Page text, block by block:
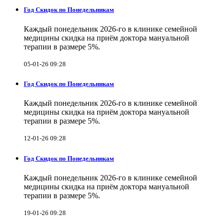
Год Скидок по Понедельникам
Каждый понедельник 2026-го в клинике семейной
медицины скидка на приём доктора мануальной
терапии в размере 5%.
05-01-26 09:28
Год Скидок по Понедельникам
Каждый понедельник 2026-го в клинике семейной
медицины скидка на приём доктора мануальной
терапии в размере 5%.
12-01-26 09:28
Год Скидок по Понедельникам
Каждый понедельник 2026-го в клинике семейной
медицины скидка на приём доктора мануальной
терапии в размере 5%.
19-01-26 09:28